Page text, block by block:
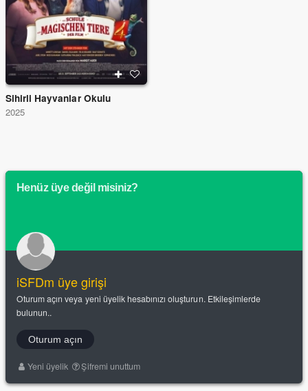
Sihirli Hayvanlar Okulu
2025
Henüz üye değil misiniz?
iSFDm üye girişi
Oturum açın veya yeni üyelik hesabınızı oluşturun. Etkileşimlerde
bulunun..
Oturum açın
Yeni üyelik Şifremi unuttum